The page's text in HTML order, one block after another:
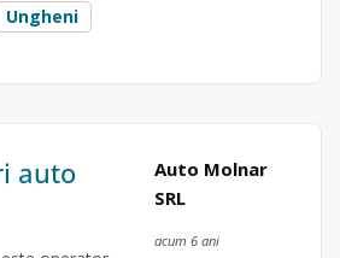
Ungheni
auto
Auto Molnar
SRL
acum 6 ani